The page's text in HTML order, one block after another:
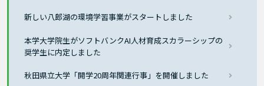
新しい八郎湖の環境学習事業がスタートしました
本学大学院生がソフトバンクAI人材育成スカラーシップの
奨学生に内定しました
秋田県立大学「開学20周年関連行事」を開催しました